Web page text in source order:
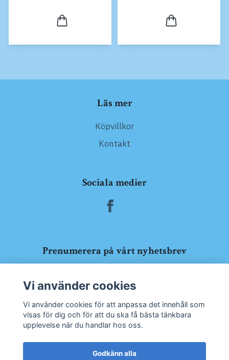
Läs mer
Köpvillkor
Kontakt
Sociala medier
Prenumerera på vårt nyhetsbrev
Vi använder cookies
Vi använder cookies för att anpassa det innehåll som
visas för dig och för att du ska få bästa tänkbara
upplevelse när du handlar hos oss.
Godkänn alla